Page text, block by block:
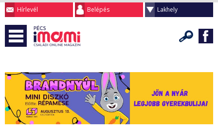
Hírlevél Belépés Lakhely